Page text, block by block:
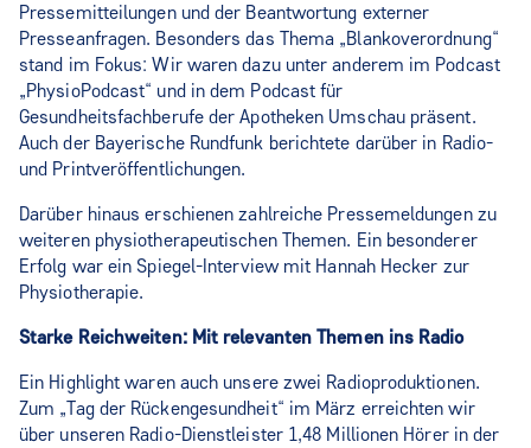
Pressemitteilungen und der Beantwortung externer
Presseanfragen. Besonders das Thema „Blankoverordnung“
stand im Fokus: Wir waren dazu unter anderem im Podcast
„PhysioPodcast“ und in dem Podcast für
Gesundheitsfachberufe der Apotheken Umschau präsent.
Auch der Bayerische Rundfunk berichtete darüber in Radio-
und Printveröffentlichungen.
Darüber hinaus erschienen zahlreiche Pressemeldungen zu
weiteren physiotherapeutischen Themen. Ein besonderer
Erfolg war ein Spiegel-Interview mit Hannah Hecker zur
Physiotherapie.
Starke Reichweiten: Mit relevanten Themen ins Radio
Ein Highlight waren auch unsere zwei Radioproduktionen.
Zum „Tag der Rückengesundheit“ im März erreichten wir
über unseren Radio-Dienstleister 1,48 Millionen Hörer in der